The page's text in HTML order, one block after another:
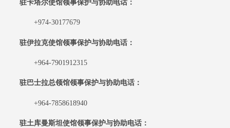
驻卡塔尔使馆领事保护与协助电话：
+974-30177679
驻伊拉克使馆领事保护与协助电话：
+964-7901912315
驻巴士拉总领馆领事保护与协助电话：
+964-7858618940
驻土库曼斯坦使馆领事保护与协助电话：